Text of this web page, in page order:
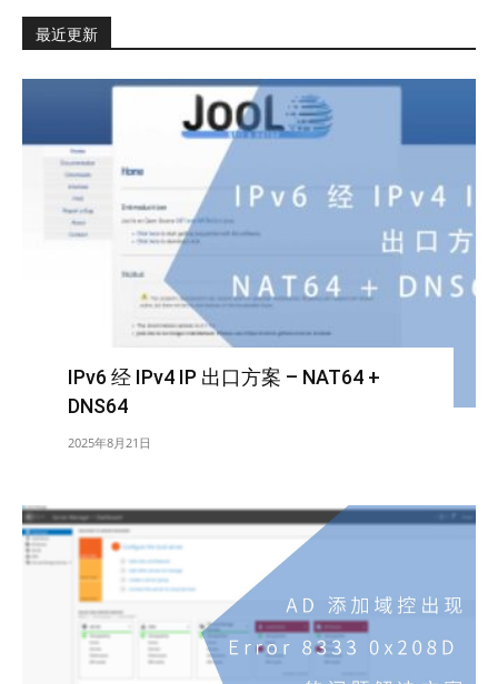
最近更新
IPv6 经 IPv4 IP 出口方案 – NAT64 +
DNS64
2025年8月21日